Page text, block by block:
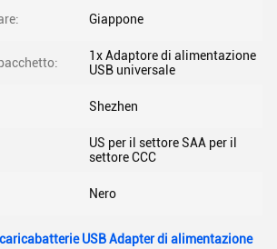
Giappone
1x Adaptore di alimentazione
USB universale
Shezhen
US per il settore SAA per il
settore CCC
Nero
USB Adapter di alimentazione